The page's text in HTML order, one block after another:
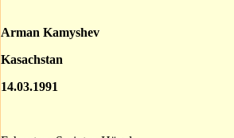
Arman Kamyshev
Kasachstan
14.03.1991